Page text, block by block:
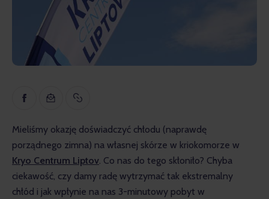
Edukacyjny
Wywiady
Recenzje
Mieliśmy okazję doświadczyć chłodu (naprawdę
porządnego zimna) na własnej skórze w kriokomorze w
Kryo Centrum Liptov. Co nas do tego skłoniło? Chyba
ciekawość, czy damy radę wytrzymać tak ekstremalny
chłód i jak wpłynie na nas 3-minutowy pobyt w